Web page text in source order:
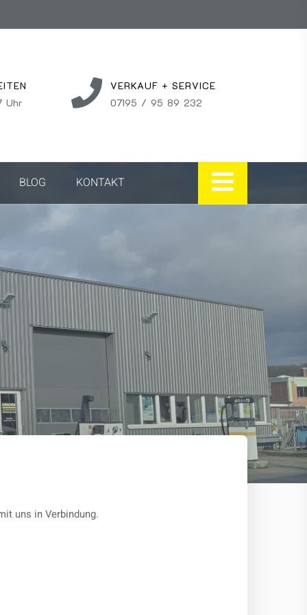
Uhr
VERKAUF + SERVICE
07195 / 95 89 232
BLOG KONTAKT
uns in Verbindung.